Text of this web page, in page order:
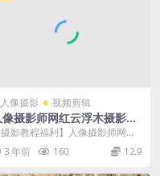
人像摄影 视频剪辑
像摄影师网红云浮木摄影私
班摄影教程PS后期修图超清
摄影教程福利】人像摄影师网红
浮木摄影私教班摄影教程PS后期
超清教程 人像...
3 年前 160 12.9